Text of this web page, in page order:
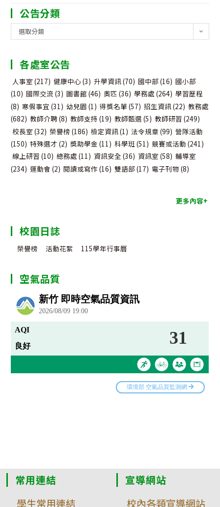
公告分類
告
類
選取分類
各處室公告
人事室 (217) 健康中心(3) 升學資訊(70) 國中部 (16) 國小部
(10) 國際交流 (3) 圖書館 (46) 奧匹 (36) 學務處 (264) 學習歷程
(8) 寒假事宜 (31) 幼兒園 (1) 得獎名單 (57) 招生資訊(22) 教務處
(682) 教師介聘(8) 教師支持 (19) 教師甄選 (5) 教師研習 (249)
校長室 (32) 榮譽榜 (186) 檢定資訊(1) 法令規章 (99) 營隊活動
(150) 特殊選才 (2) 獎助學金 (11) 科學班(51) 競賽或活動 (241)
線上研習 (10) 總務處 (11) 資訊安全 (36) 資訊室 (58) 輔導室
(234) 運動會 (2) 閱讀或寫作 (16) 雙語部 (17) 電子刊物 (8)
更多內容+
校園日誌
榮譽榜 活動花絮 115學年行事曆
空氣品質
常用連結
學生常用連結
宣導網站
校內各類宣導網站